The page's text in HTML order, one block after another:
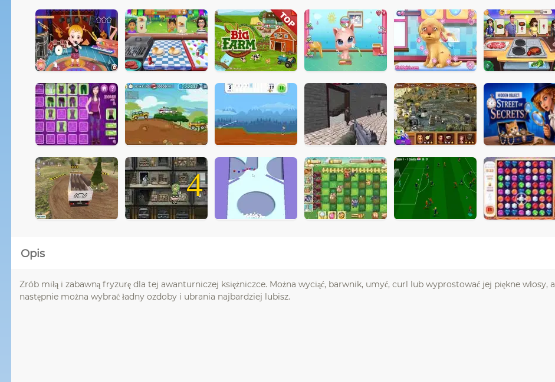
4
Opis
Zrób miłą i zabawną fryzurę dla tej awanturniczej księżniczce. Można wyciąć, barwnik, umyć, curl lub wyprostować jej piękne włosy, a
następnie można wybrać ładny ozdoby i ubrania najbardziej lubisz.